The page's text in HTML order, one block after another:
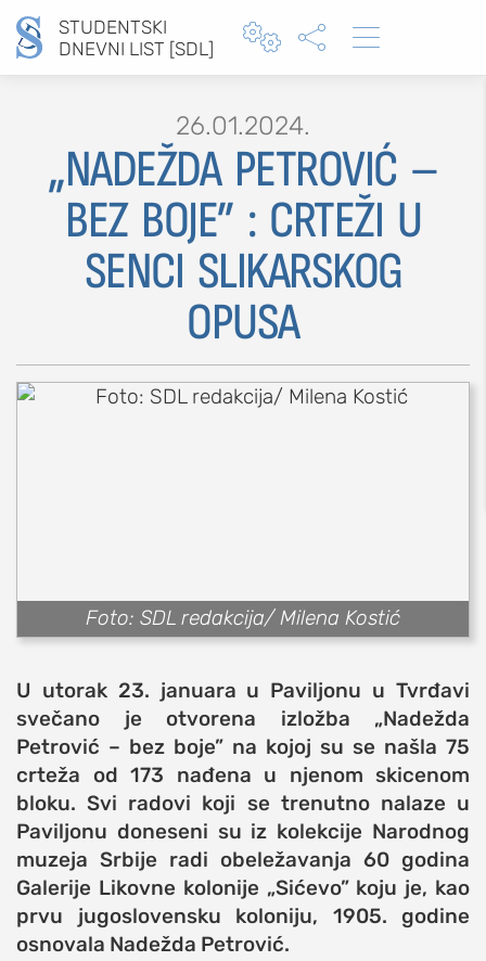
STUDENTSKI
DNEVNI LIST [SDL]
  
MOJ SDL
SEKCIJE
rukomet
e-sport
zabava
muzika
putovanja
moda i stil
studenti
organizacije
konkursi
fakulteti
26.01.2024.
„NADEŽDA PETROVIĆ –
BEZ BOJE” : CRTEŽI U
SENCI SLIKARSKOG
OPUSA
Foto: SDL redakcija/ Milena Kostić
U utorak 23. januara u Paviljonu u Tvrđavi
svečano je otvorena izložba „Nadežda
Petrović – bez boje” na kojoj su se našla 75
crteža od 173 nađena u njenom skicenom
bloku. Svi radovi koji se trenutno nalaze u
Paviljonu doneseni su iz kolekcije Narodnog
muzeja Srbije radi obeležavanja 60 godina
Galerije Likovne kolonije „Sićevo” koju je, kao
prvu jugoslovensku koloniju, 1905. godine
osnovala Nadežda Petrović.